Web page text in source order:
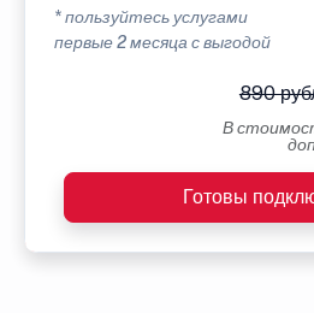
* пользуйтесь услугами
первые 2 месяца с выгодой
890
В
Готовы